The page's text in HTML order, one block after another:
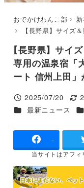
おでかけわんこ部
【長野県】サイズ＆頭数制限なし！ わんこ
【長野県】サイ
専用の温泉宿「
ート 信州上田」
投稿日
2025/07/20
更
カテゴリー
最新ニュース カ
-
当サイトはアフィ